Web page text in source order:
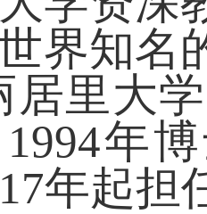
界知名
居里大
年
年起担